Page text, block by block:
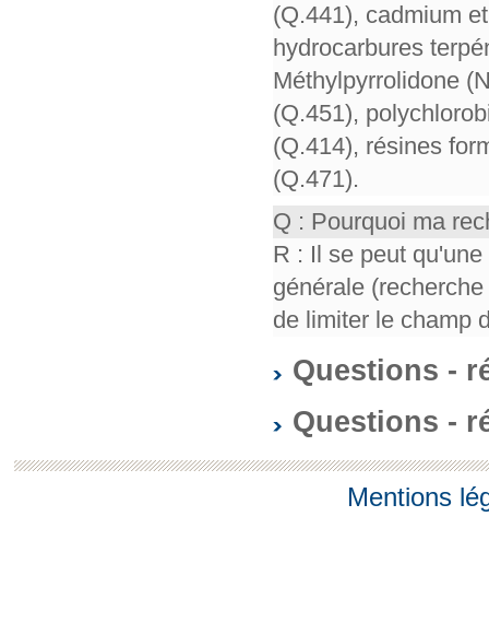
(Q.441), cadmium
hydrocarbures
Méthylpyrrolidone
(Q.451),
(Q.414), résines
(Q.471).
Q : Pourquoi ma
R : Il se peut
générale
de limiter le champ
Questions -
Questions -
Mentions